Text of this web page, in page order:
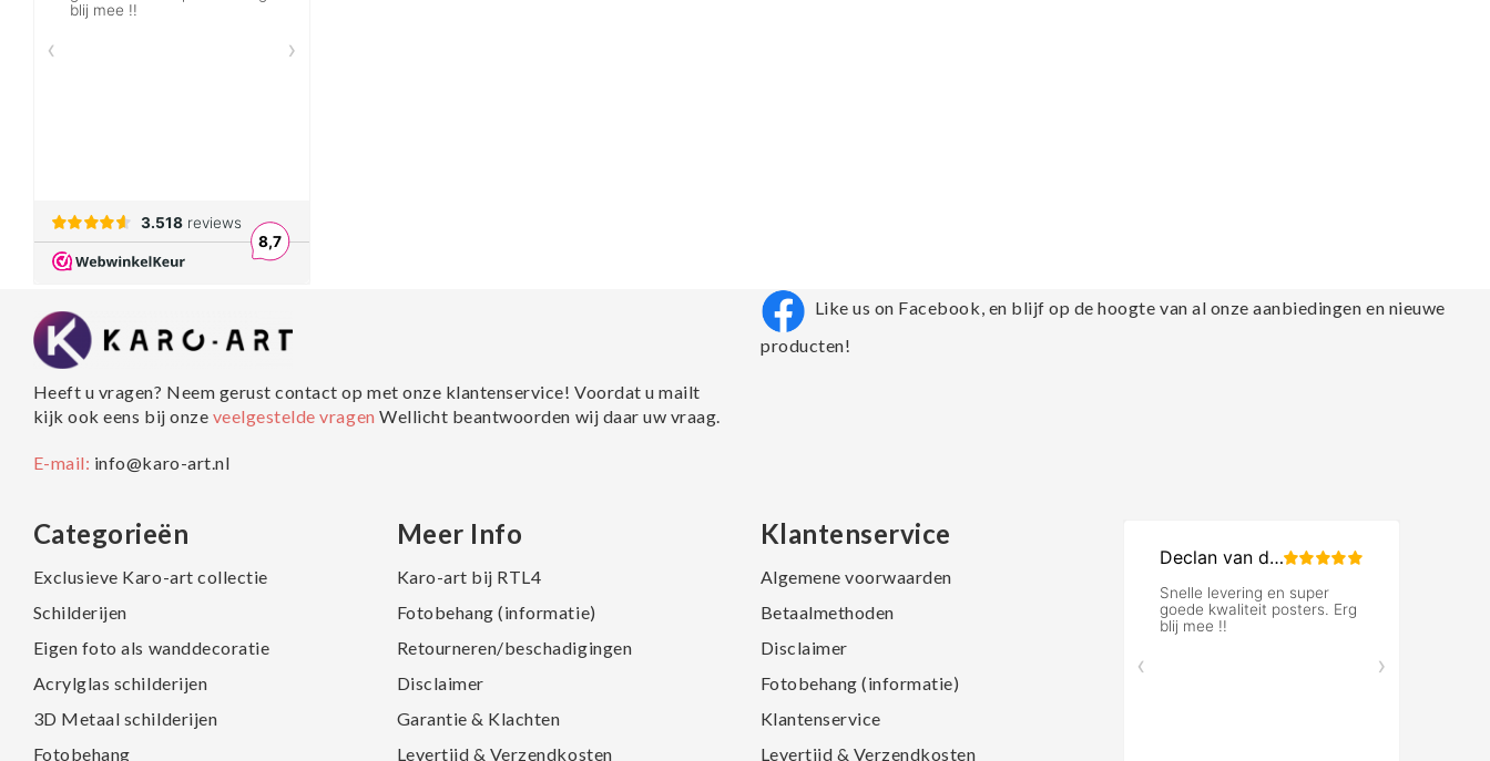
Heeft u vragen? Neem gerust contact op met onze klantenservice! Voordat u mailt
kijk ook eens bij onze veelgestelde vragenWellicht beantwoorden wij daar uw vraag.
E-mail: info@karo-art.nl
Like us on Facebook, en blijf op de hoogte van al onze aanbiedingen en nieuwe
producten!
Categorieën
Exclusieve Karo-art collectie
Schilderijen
Eigen foto als wanddecoratie
Acrylglas schilderijen
3D Metaal schilderijen
Fotobehang
Meer Info
Karo-art bij RTL4
Fotobehang (informatie)
Retourneren/beschadigingen
Disclaimer
Garantie & Klachten
Levertijd & Verzendkosten
Klantenservice
Algemene voorwaarden
Betaalmethoden
Disclaimer
Fotobehang (informatie)
Klantenservice
Levertijd & Verzendkosten